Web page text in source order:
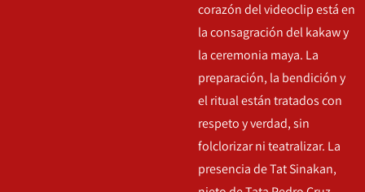
corazón del videoclip está en
la consagración del kakaw y
la ceremonia maya. La
preparación, la bendición y
el ritual están tratados con
respeto y verdad, sin
folclorizar ni teatralizar. La
presencia de Tat Sinakan,